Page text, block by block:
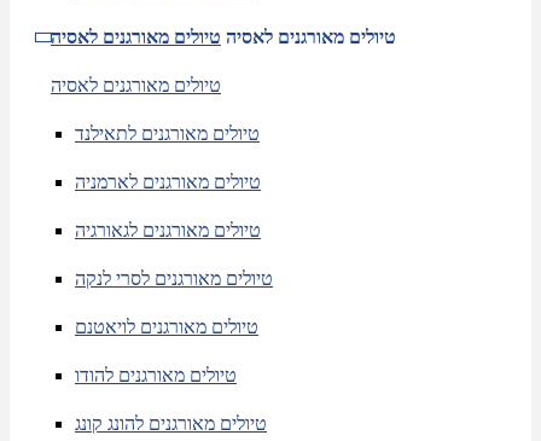
טיולים מאורגנים לאסיה טיולים מאורגנים לאסיה
טיולים מאורגנים לאסיה
טיולים מאורגנים לתאילנד
טיולים מאורגנים לארמניה
טיולים מאורגנים לגאורגיה
טיולים מאורגנים לסרי לנקה
טיולים מאורגנים לויאטנם
טיולים מאורגנים להודו
טיולים מאורגנים להונג קונג